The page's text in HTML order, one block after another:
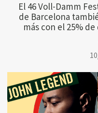
El 46 Voll-Damm
de Barcelona
más con el 25%